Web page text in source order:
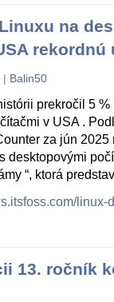
na
rekordnú
| Balin50
prekročil 5
v USA .
za jún 2025
desktopovými
“, ktorá
linux-
13. ročník